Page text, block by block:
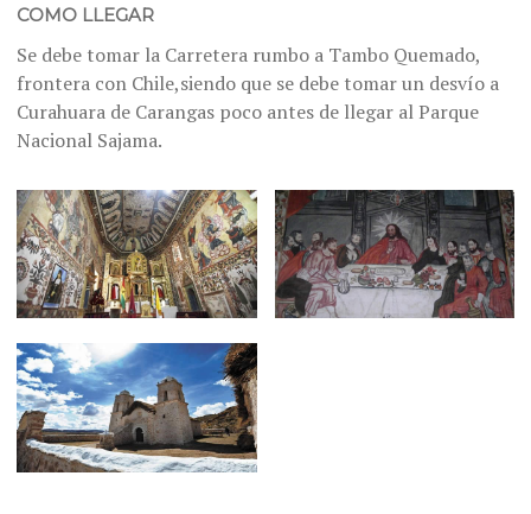
COMO LLEGAR
Se debe tomar la Carretera rumbo a Tambo Quemado,
frontera con Chile,siendo que se debe tomar un desvío a
Curahuara de Carangas poco antes de llegar al Parque
Nacional Sajama.